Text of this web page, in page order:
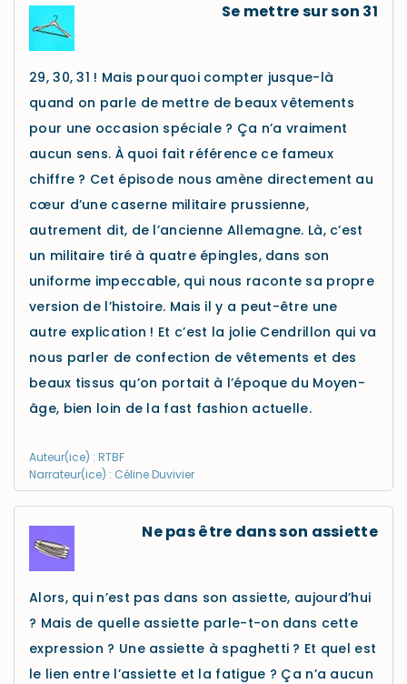
Se mettre sur son 31
29, 30, 31 ! Mais pourquoi compter jusque-là
quand on parle de mettre de beaux vêtements
pour une occasion spéciale ? Ça n’a vraiment
aucun sens. À quoi fait référence ce fameux
chiffre ? Cet épisode nous amène directement au
cœur d’une caserne militaire prussienne,
autrement dit, de l’ancienne Allemagne. Là, c’est
un militaire tiré à quatre épingles, dans son
uniforme impeccable, qui nous raconte sa propre
version de l’histoire. Mais il y a peut-être une
autre explication ! Et c’est la jolie Cendrillon qui va
nous parler de confection de vêtements et des
beaux tissus qu’on portait à l’époque du Moyen-
âge, bien loin de la fast fashion actuelle.
Auteur(ice) : RTBF
Narrateur(ice) : Céline Duvivier
Ne pas être dans son assiette
Alors, qui n’est pas dans son assiette, aujourd’hui
? Mais de quelle assiette parle-t-on dans cette
expression ? Une assiette à spaghetti ? Et quel est
le lien entre l’assiette et la fatigue ? Ça n’a aucun